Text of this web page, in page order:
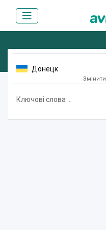
Донецк
Змінити